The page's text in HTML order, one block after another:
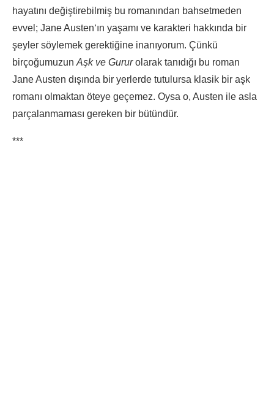
hayatını değiştirebilmiş bu romanından bahsetmeden
evvel; Jane Austen‘ın yaşamı ve karakteri hakkında bir
şeyler söylemek gerektiğine inanıyorum. Çünkü
birçoğumuzun Aşk ve Gururolarak tanıdığı bu roman
Jane Austen dışında bir yerlerde tutulursa klasik bir aşk
romanı olmaktan öteye geçemez. Oysa o, Austen ile asla
parçalanmaması gereken bir bütündür.
***